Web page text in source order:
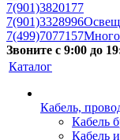
7(901)3820177
7(901)3328996
7(499)7077157
Звоните с 9:00 до
Каталог
Кабель,
Кабель
Кабель